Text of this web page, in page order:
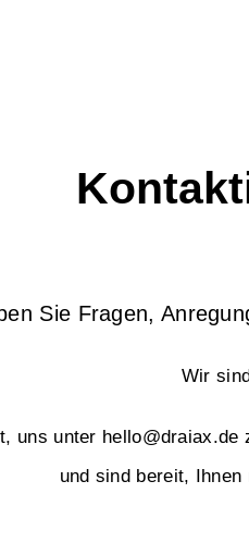
Sie Fragen,
Wir
uns unter hello@draiax.de
und sind bereit,